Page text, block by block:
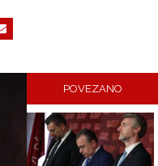
POVEZANO